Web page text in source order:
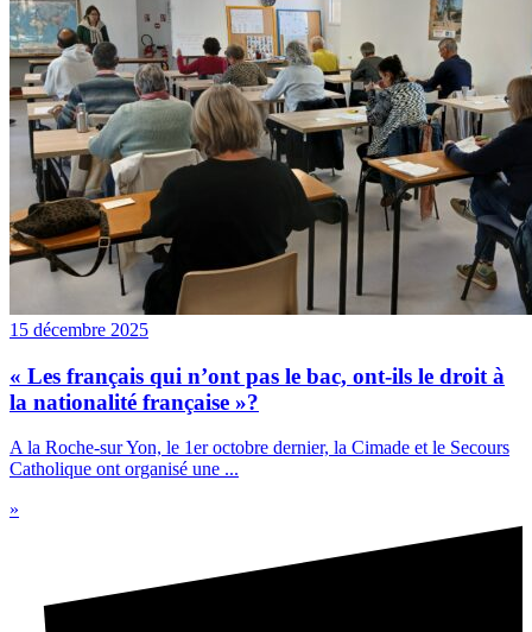
15 décembre 2025
« Les français qui n’ont pas le bac, ont-ils le droit à
la nationalité française »?
A la Roche-sur Yon, le 1er octobre dernier, la Cimade et le Secours
Catholique ont organisé une ...
»